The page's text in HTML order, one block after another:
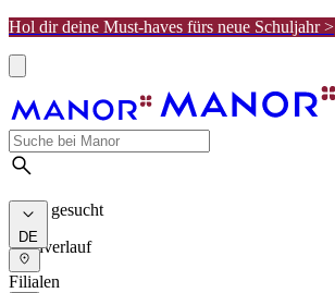
Hol dir deine Must-haves fürs neue Schuljahr >
Meist gesucht
Suchverlauf
DE
Filialen